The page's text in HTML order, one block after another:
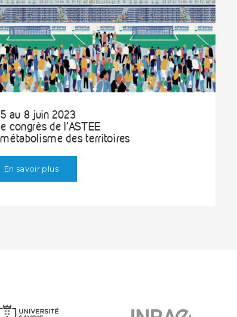
au 8 juin 2023
congrès de l'ASTEE
des territoires
En savoir plus